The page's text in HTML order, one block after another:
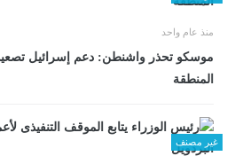
منذ عام واحد
موسكو تحذر واشنطن: دعم إسرائيل
المنطقة
غير مصنف